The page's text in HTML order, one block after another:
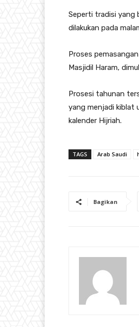
Seperti tradisi yang
dilakukan pada
Proses
Masjidil Haram,
Prosesi tahunan
yang menjadi kiblat
kalender Hijriah.
TAGS Arab Saudi
Bagikan